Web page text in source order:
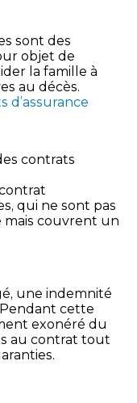
sont des
objet de
la famille à
au décès.
d’assurance
contrats
qui ne sont pas
mais couvrent un
une indemnité
Pendant cette
exonéré du
au contrat tout